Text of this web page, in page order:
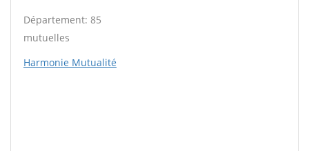
Département: 85
mutuelles
Harmonie Mutualité